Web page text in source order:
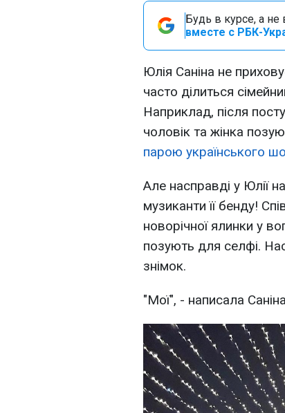
Будь в курсе, а
вместе с РБК-
Юлія Саніна не
часто ділиться
Наприклад, після
чоловік та жінка
парою українського
Але насправді у Юлії
музиканти її бенду!
новорічної ялинки у
позують для селфі.
знімок.
"Мої", - написала